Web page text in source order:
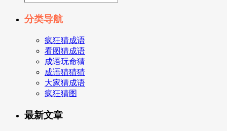
分类导航
疯狂猜成语
看图猜成语
成语玩命猜
成语猜猜猜
大家猜成语
疯狂猜图
最新文章